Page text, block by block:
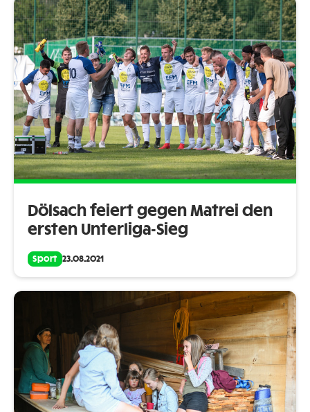
Dölsach feiert gegen Matrei den
ersten Unterliga-Sieg
Sport 23.08.2021